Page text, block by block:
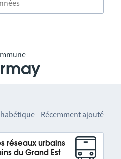
Récemment ajouté
réseaux urbains
du Grand Est